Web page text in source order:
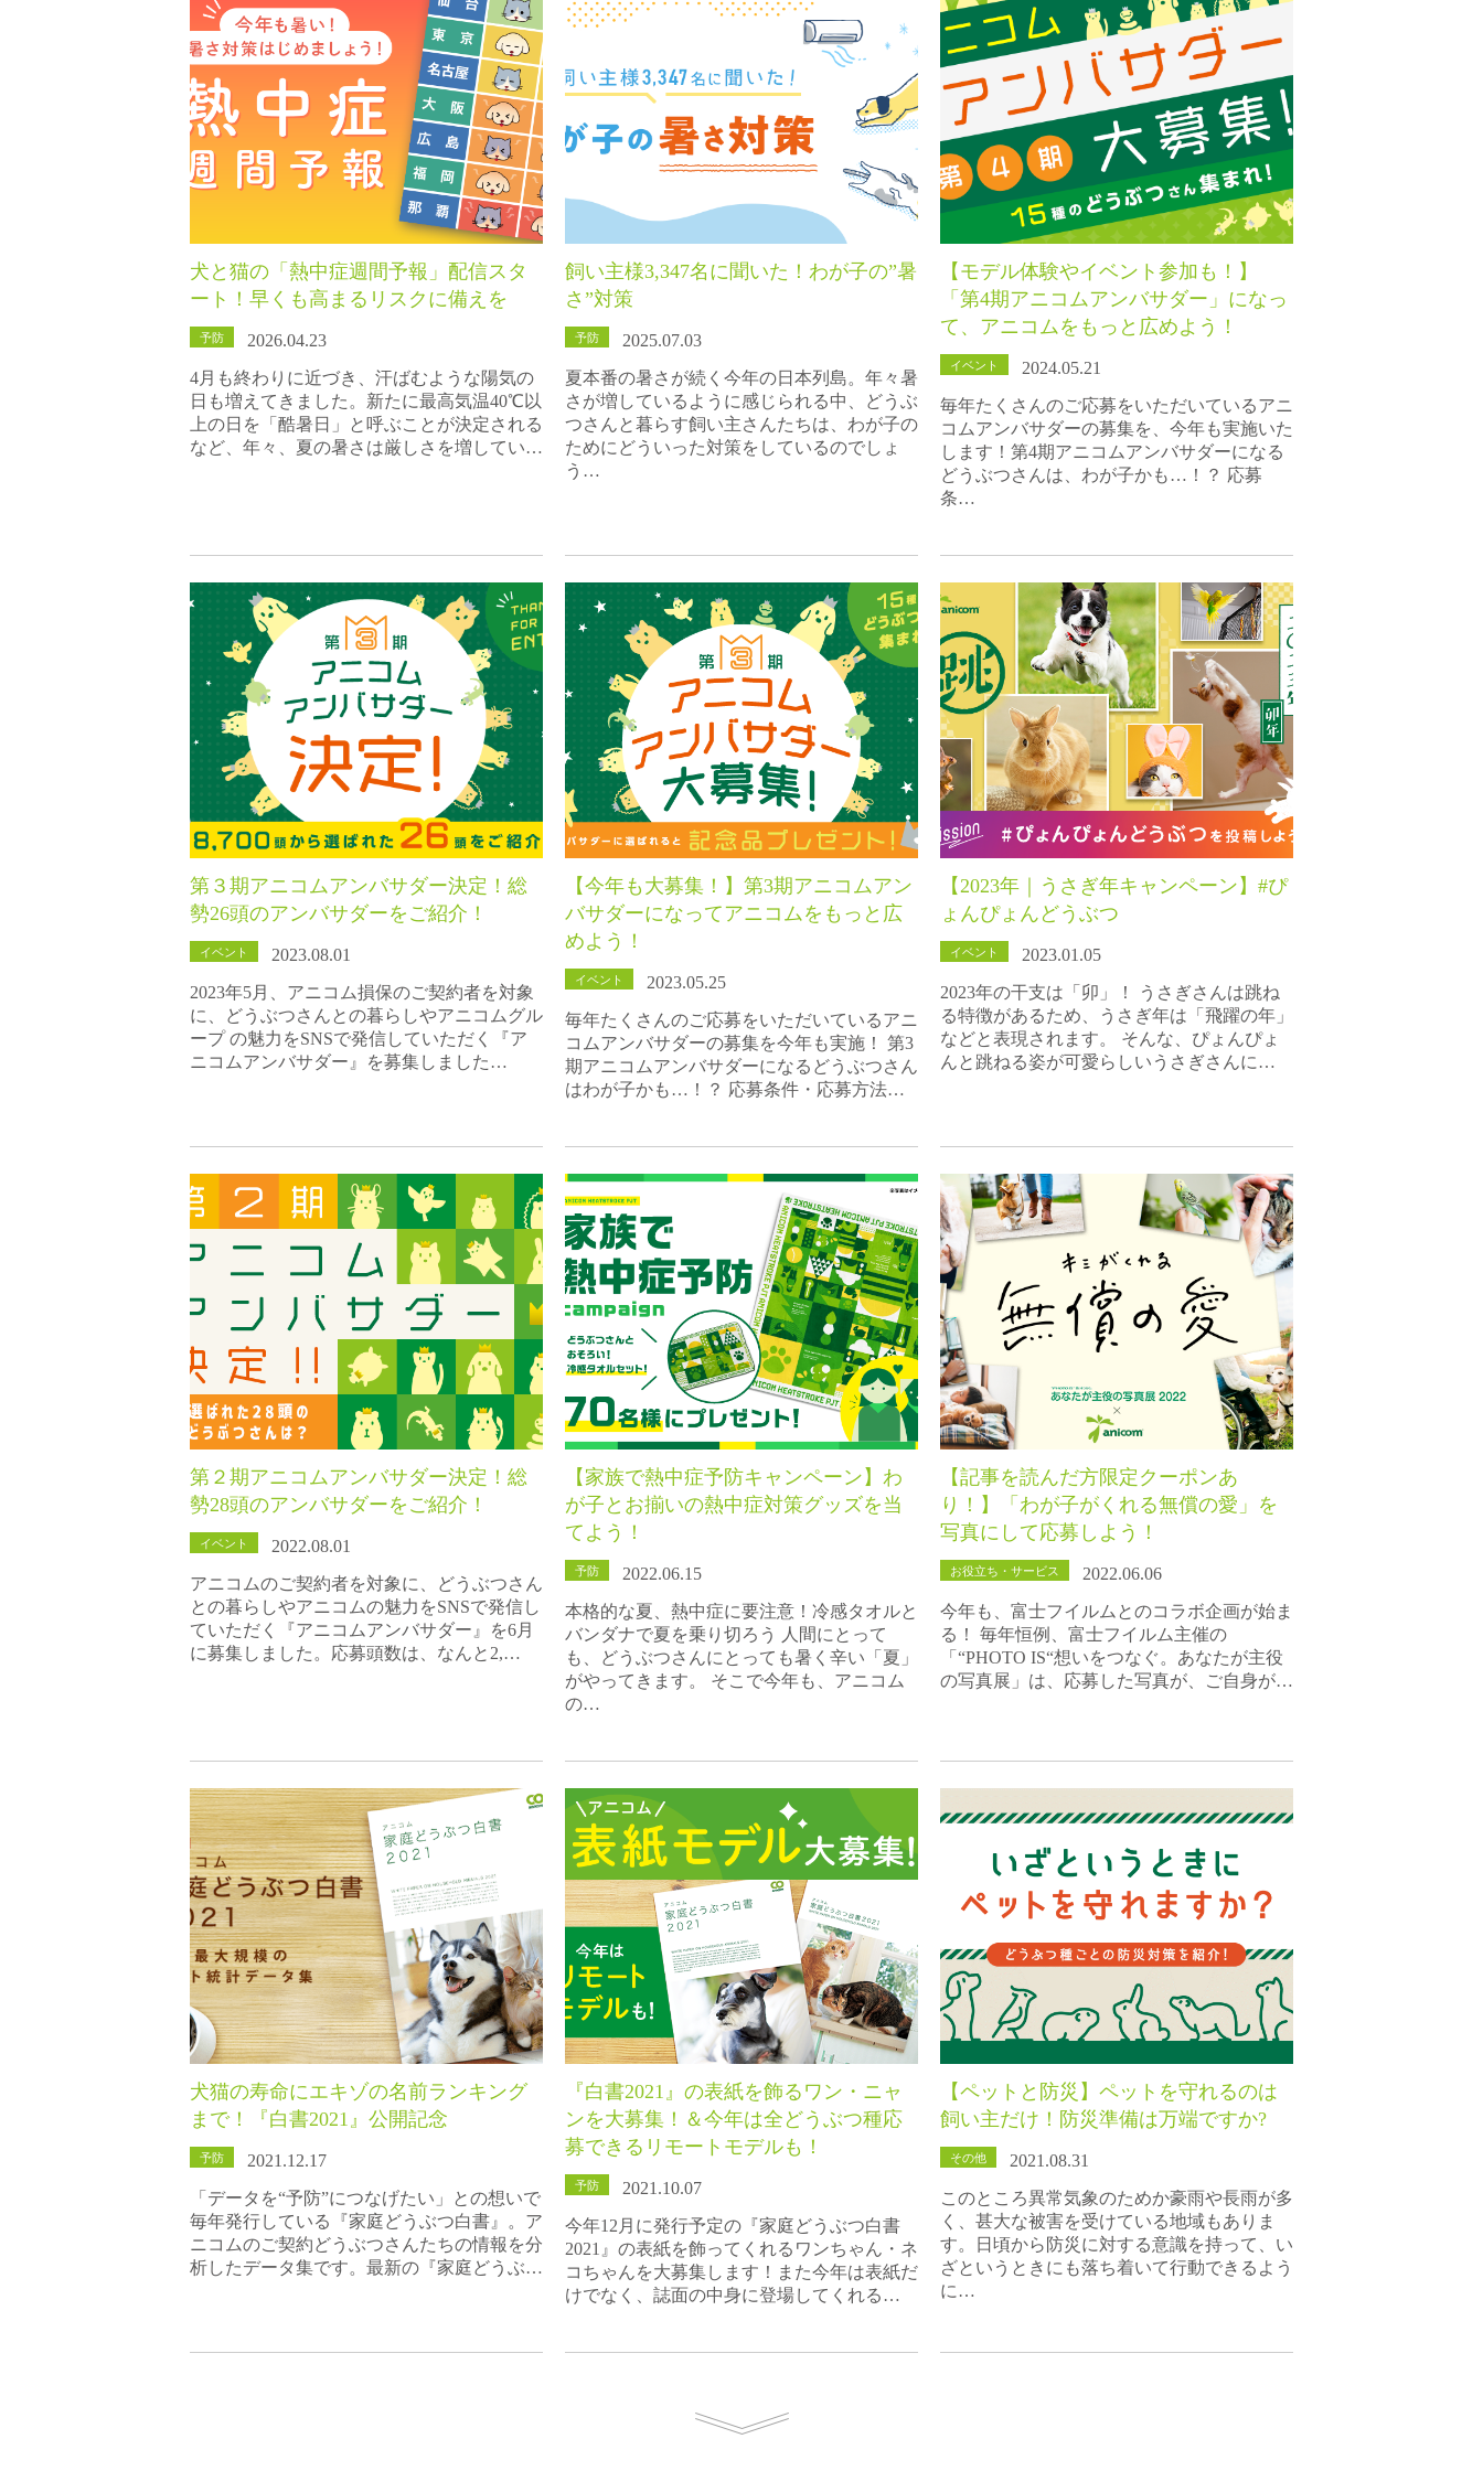
犬と猫の「熱中症週間予報」配信スタ
ート！早くも高まるリスクに備えを
予防
2026.04.23
4月も終わりに近づき、汗ばむような陽気の
日も増えてきました。新たに最高気温40℃以
上の日を「酷暑日」と呼ぶことが決定される
など、年々、夏の暑さは厳しさを増してい…
飼い主様3,347名に聞いた！わが子の”暑
さ”対策
予防
2025.07.03
夏本番の暑さが続く今年の日本列島。年々暑
さが増しているように感じられる中、どうぶ
つさんと暮らす飼い主さんたちは、わが子の
ためにどういった対策をしているのでしょ
う…
【モデル体験やイベント参加も！】
「第4期アニコムアンバサダー」になっ
て、アニコムをもっと広めよう！
イベント
2024.05.21
毎年たくさんのご応募をいただいているアニ
コムアンバサダーの募集を、今年も実施いた
します！第4期アニコムアンバサダーになる
どうぶつさんは、わが子かも…！？ 応募
条…
第３期アニコムアンバサダー決定！総
勢26頭のアンバサダーをご紹介！
イベント
2023.08.01
2023年5月、アニコム損保のご契約者を対象
に、どうぶつさんとの暮らしやアニコムグル
ープ の魅力をSNSで発信していただく『ア
ニコムアンバサダー』を募集しました…
【今年も大募集！】第3期アニコムアン
バサダーになってアニコムをもっと広
めよう！
イベント
2023.05.25
毎年たくさんのご応募をいただいているアニ
コムアンバサダーの募集を今年も実施！ 第3
期アニコムアンバサダーになるどうぶつさん
はわが子かも…！？ 応募条件・応募方法…
【2023年｜うさぎ年キャンペーン】#ぴ
ょんぴょんどうぶつ
イベント
2023.01.05
2023年の干支は「卯」！ うさぎさんは跳ね
る特徴があるため、うさぎ年は「飛躍の年」
などと表現されます。 そんな、ぴょんぴょ
んと跳ねる姿が可愛らしいうさぎさんに…
第２期アニコムアンバサダー決定！総
勢28頭のアンバサダーをご紹介！
イベント
2022.08.01
アニコムのご契約者を対象に、どうぶつさん
との暮らしやアニコムの魅力をSNSで発信し
ていただく『アニコムアンバサダー』を6月
に募集しました。応募頭数は、なんと2,…
【家族で熱中症予防キャンペーン】わ
が子とお揃いの熱中症対策グッズを当
てよう！
予防
2022.06.15
本格的な夏、熱中症に要注意！冷感タオルと
バンダナで夏を乗り切ろう 人間にとって
も、どうぶつさんにとっても暑く辛い「夏」
がやってきます。 そこで今年も、アニコム
の…
【記事を読んだ方限定クーポンあ
り！】「わが子がくれる無償の愛」を
写真にして応募しよう！
お役立ち・サービス
2022.06.06
今年も、富士フイルムとのコラボ企画が始ま
る！ 毎年恒例、富士フイルム主催の
「“PHOTO IS“想いをつなぐ。あなたが主役
の写真展」は、応募した写真が、ご自身が…
犬猫の寿命にエキゾの名前ランキング
まで！『白書2021』公開記念
予防
2021.12.17
「データを“予防”につなげたい」との想いで
毎年発行している『家庭どうぶつ白書』。ア
ニコムのご契約どうぶつさんたちの情報を分
析したデータ集です。最新の『家庭どうぶ…
『白書2021』の表紙を飾るワン・ニャ
ンを大募集！＆今年は全どうぶつ種応
募できるリモートモデルも！
予防
2021.10.07
今年12月に発行予定の『家庭どうぶつ白書
2021』の表紙を飾ってくれるワンちゃん・ネ
コちゃんを大募集します！また今年は表紙だ
けでなく、誌面の中身に登場してくれる…
【ペットと防災】ペットを守れるのは
飼い主だけ！防災準備は万端ですか?
その他
2021.08.31
このところ異常気象のためか豪雨や長雨が多
く、甚大な被害を受けている地域もありま
す。日頃から防災に対する意識を持って、い
ざというときにも落ち着いて行動できるよう
に…